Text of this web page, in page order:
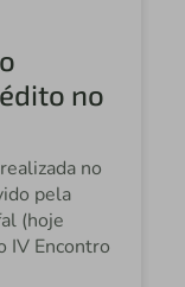
no
no
pela
(hoje
IV Encontro